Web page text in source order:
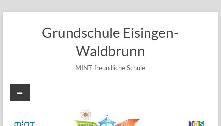
Grundschule Eisingen-
Waldbrunn
MINT-freundliche Schule
Menü